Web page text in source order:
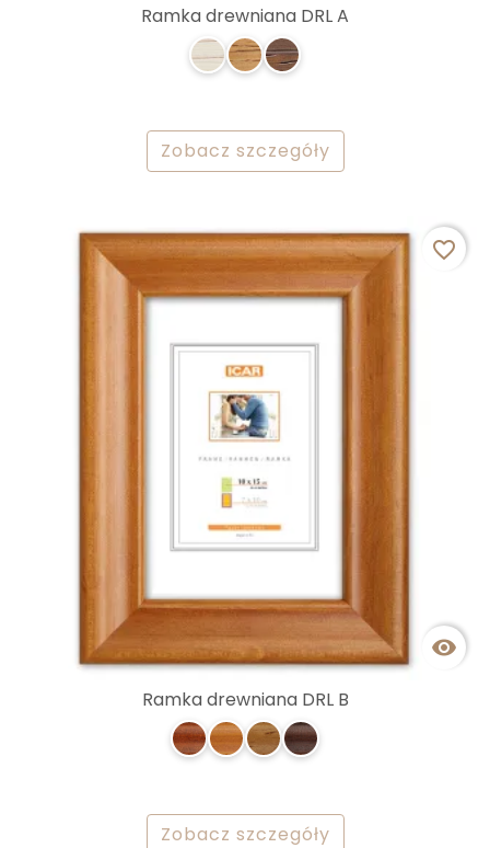
Ramka drewniana DRL A
Zobacz szczegóły

favorite_border
Ramka drewniana DRL B
Zobacz szczegóły